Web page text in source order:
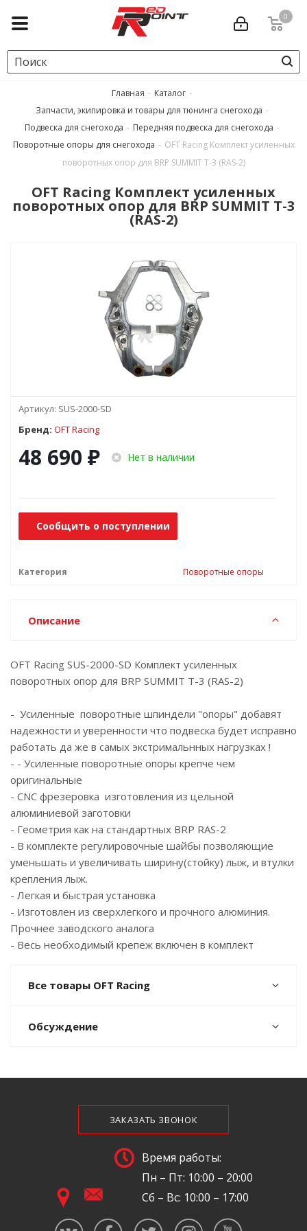
0
Главная - Каталог -
Запчасти, экипировка и товары для тюнинга снегохода -
Подвеска для снегохода - Передняя подвеска для снегохода -
Поворотные опоры для снегохода - OFT Racing Комплект усиленных
поворотных опор для BRP SUMMIT T-3 (RAS-2)
OFT Racing Комплект усиленных
поворотных опор для BRP SUMMIT T-3
(RAS-2)
Артикул: SUS-2000-SD
Бренд: OFT Racing
48 690 ₽ Нет в наличии
Сообщить о поступлении
Категория Поворотные опоры
Описание
OFT Racing SUS-2000-SD Комплект усиленных
поворотных опор для BRP SUMMIT T-3 (RAS-2)
- Усиленные поворотные шпиндели "опоры" добавят
надежности и уверенности что подвеска будет исправно
работать да же в самых экстримальнных нагрузках !
- - Усиленные поворотные опоры крепче чем
оригинальные
- CNC фрезеровка изготовления из цельной
алюминиевой заготовки
- Геометрия как на стандартных BRP RAS-2
- В комплекте регулировочные шайбы позволяющие
уменьшать и увеличивать ширину(стойку) лыж, и втулки
крепления лыж.
- Легкая и быстрая установка
- Изготовлен из сверхлегкого и прочного алюминия.
Прочнее заводского аналога
- Весь необходимый крепеж включен в комплект
Все товары OFT Racing
Обсуждение
ЗАКАЗАТЬ ЗВОНОК
Время работы:
Пн – Пт: 10:00 – 20:00
Сб – Вс: 10:00 – 17:00